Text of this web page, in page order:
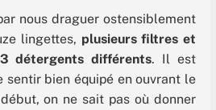
nous draguer ostensiblement
lingettes, plusieurs filtres et
détergents différents. Il est
sentir bien équipé en ouvrant le
on ne sait pas où donner